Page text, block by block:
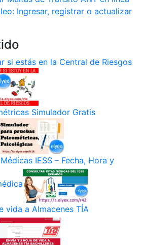
Ingresar, registrar o actualizar
si estás en la Central de Riesgos
Simulador Gratis
IESS – Fecha, Hora y
vida a Almacenes TÍA